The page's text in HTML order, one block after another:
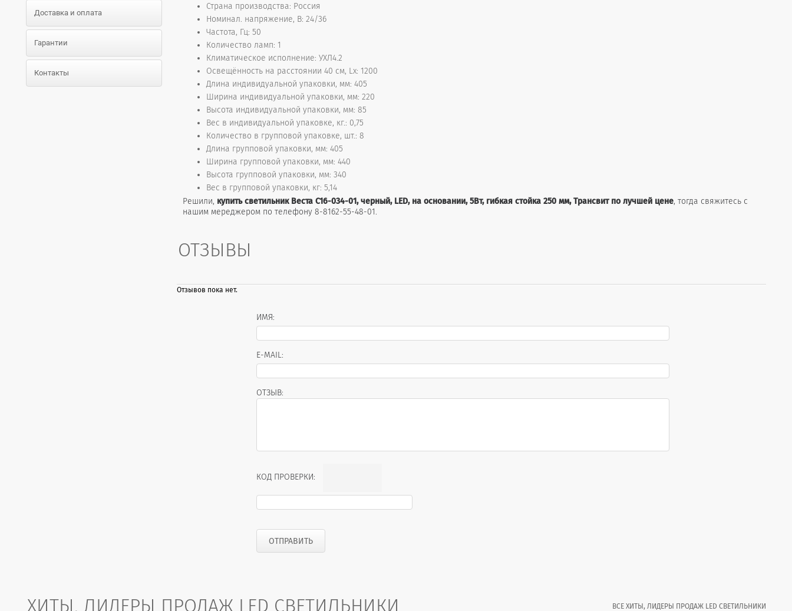
Доставка и оплата
Гарантии
Контакты
Страна производства: Россия
Номинал. напряжение, В: 24/36
Частота, Гц: 50
Количество ламп: 1
Климатическое исполнение: УХЛ4.2
Освещённость на расстоянии 40 см, Lx: 1200
Длина индивидуальной упаковки, мм: 405
Ширина индивидуальной упаковки, мм: 220
Высота индивидуальной упаковки, мм: 85
Вес в индивидуальной упаковке, кг.: 0,75
Количество в групповой упаковке, шт.: 8
Длина групповой упаковки, мм: 405
Ширина групповой упаковки, мм: 440
Высота групповой упаковки, мм: 340
Вес в групповой упаковки, кг: 5,14
Решили, купить светильник Веста С16-034-01, черный, LED, на основании, 5Вт, гибкая стойка 250 мм, Трансвит по лучшей цене, тогда свяжитесь с
нашим мереджером по телефону 8-8162-55-48-01.
ОТЗЫВЫ
Отзывов пока нет.
ИМЯ:
E-MAIL:
ОТЗЫВ:
КОД ПРОВЕРКИ:
ХИТЫ, ЛИДЕРЫ ПРОДАЖ LED СВЕТИЛЬНИКИ ВСЕ ХИТЫ, ЛИДЕРЫ ПРОДАЖ LED СВЕТИЛЬНИКИ